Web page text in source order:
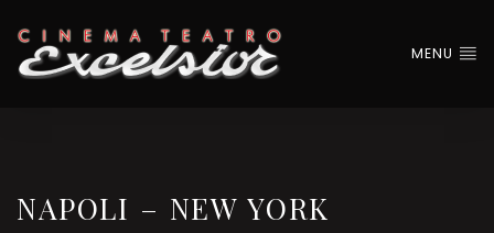
MENU
NAPOLI – NEW YORK